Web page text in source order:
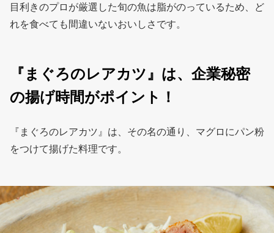
目利きのプロが厳選した旬の魚は脂がのっているため、ど
れを食べても間違いないおいしさです。
『まぐろのレアカツ』は、企業秘密
の揚げ時間がポイント！
『まぐろのレアカツ』は、その名の通り、マグロにパン粉
をつけて揚げた料理です。